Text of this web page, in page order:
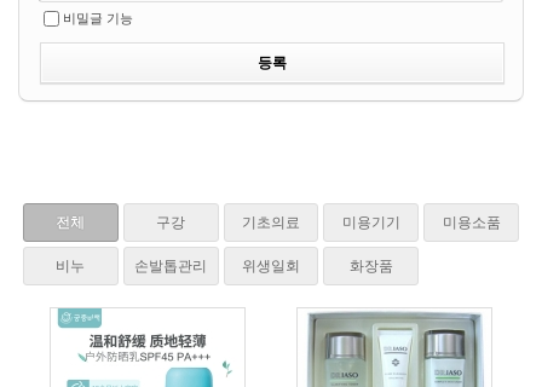
비밀글 기능
전체 구강 기초의료 미용기기 미용소품
비누 손발톱관리 위생일회 화장품